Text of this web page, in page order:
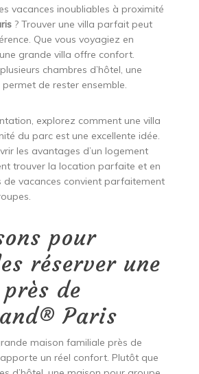
vacances inoubliables à proximité
? Trouver une villa parfait peut
Que vous voyagiez en
grande villa offre confort.
chambres d’hôtel, une
de rester ensemble.
explorez comment une villa
du parc est une excellente idée.
les avantages d’un logement
trouver la location parfaite et en
de vacances convient parfaitement
pour
réserver une
de
Paris
maison familiale près de
un réel confort. Plutôt que